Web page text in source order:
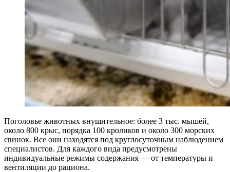
Поголовье животных внушительное: более 3 тыс. мышей,
около 800 крыс, порядка 100 кроликов и около 300 морских
свинок. Все они находятся под круглосуточным наблюдением
специалистов. Для каждого вида предусмотрены
индивидуальные режимы содержания — от температуры и
вентиляции до рациона.